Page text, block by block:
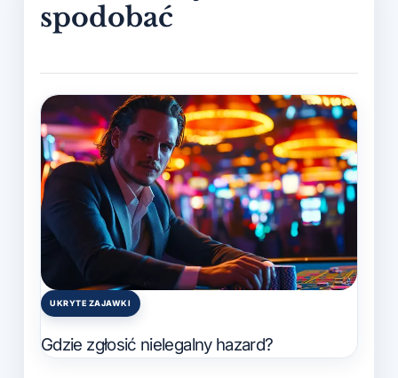
Posted
UKRYTE ZAJAWKI
Gdzie zgłosić nielegalny hazard?